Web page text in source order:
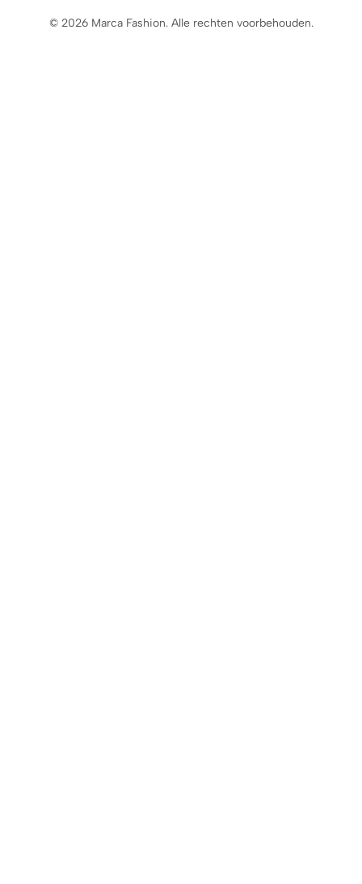
© 2026 Marca Fashion. Alle rechten voorbehouden.